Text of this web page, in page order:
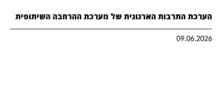
הערכת התרבות הארגונית של מערכת ההרחבה השיתופית
09.06.2026